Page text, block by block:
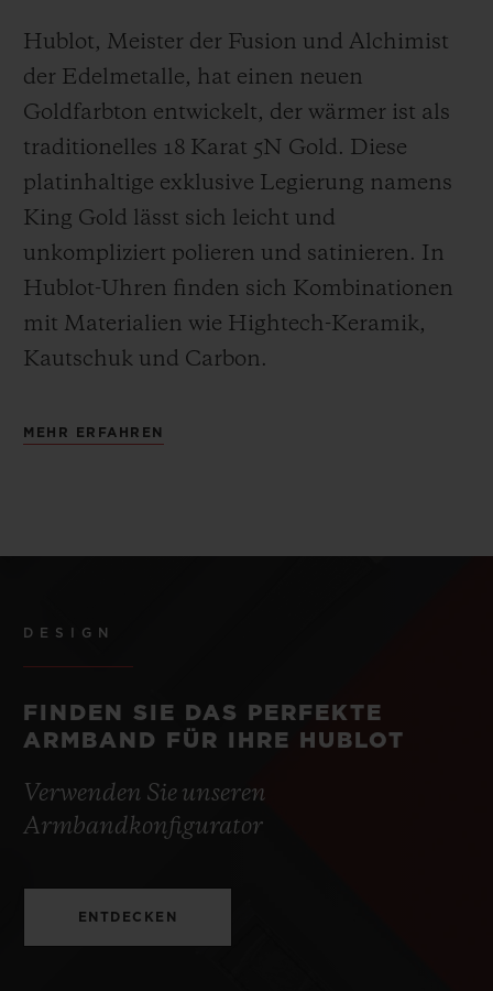
Hublot, Meister der Fusion und Alchimist
der Edelmetalle, hat einen neuen
Goldfarbton entwickelt, der wärmer ist als
traditionelles 18 Karat 5N Gold. Diese
platinhaltige exklusive Legierung namens
King Gold lässt sich leicht und
unkompliziert polieren und satinieren. In
Hublot-Uhren finden sich Kombinationen
mit Materialien wie Hightech-Keramik,
Kautschuk und Carbon.
MEHR ERFAHREN
DESIGN
FINDEN SIE DAS PERFEKTE
ARMBAND FÜR IHRE HUBLOT
Verwenden Sie unseren
Armbandkonfigurator
ENTDECKEN